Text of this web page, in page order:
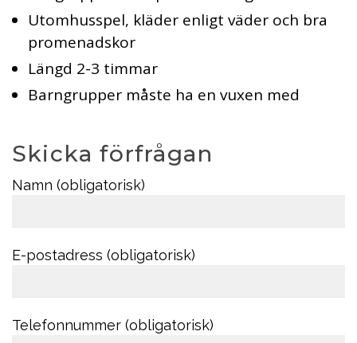
Utomhusspel, kläder enligt väder och bra
promenadskor
Längd 2-3 timmar
Barngrupper måste ha en vuxen med
Skicka förfrågan
Namn (obligatorisk)
E-postadress (obligatorisk)
Telefonnummer (obligatorisk)